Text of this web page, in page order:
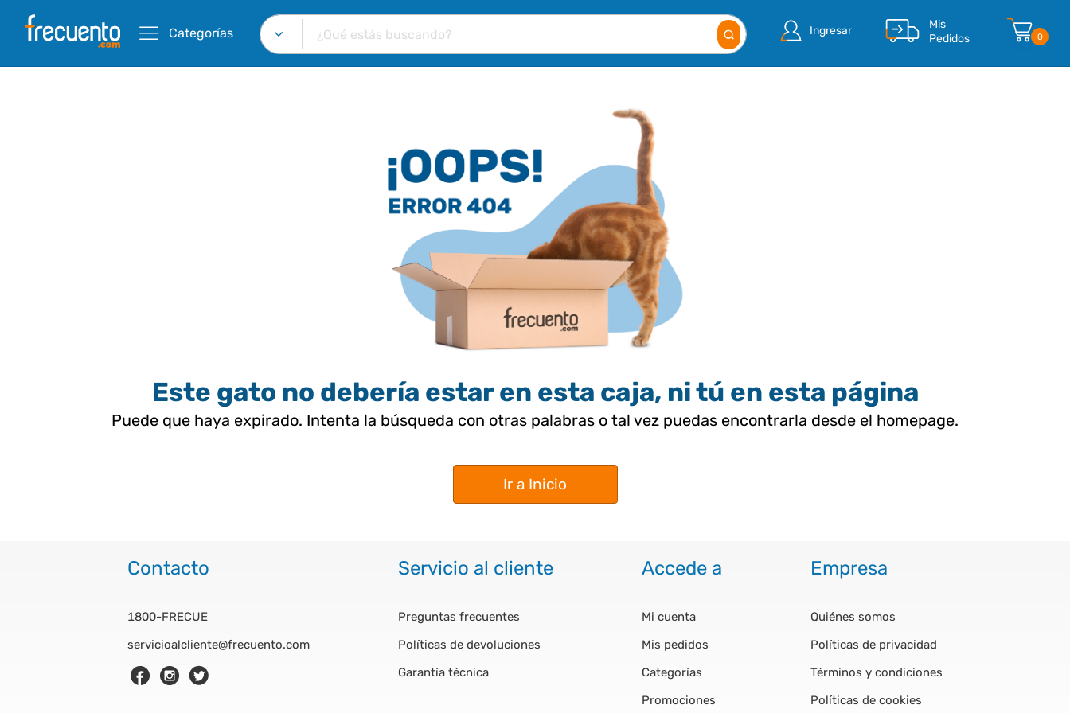
Categorías Ingresar
Mis
Pedidos
0
Este gato no debería estar en esta caja, ni tú en esta página
Puede que haya expirado. Intenta la búsqueda con otras palabras o tal vez puedas encontrarla desde el homepage.
Ir a Inicio
Contacto
1800-FRECUE
servicioalcliente@frecuento.com
Servicio al cliente
Preguntas frecuentes
Políticas de devoluciones
Garantía técnica
Accede a
Mi cuenta
Mis pedidos
Categorías
Promociones
Empresa
Quiénes somos
Políticas de privacidad
Términos y condiciones
Políticas de cookies